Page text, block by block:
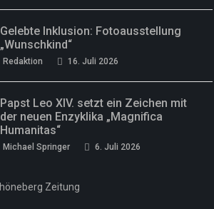
Gelebte Inklusion: Fotoausstellung
„Wunschkind“
Redaktion 16. Juli 2026
Papst Leo XIV. setzt ein Zeichen mit
der neuen Enzyklika „Magnifica
Humanitas“
Michael Springer 6. Juli 2026